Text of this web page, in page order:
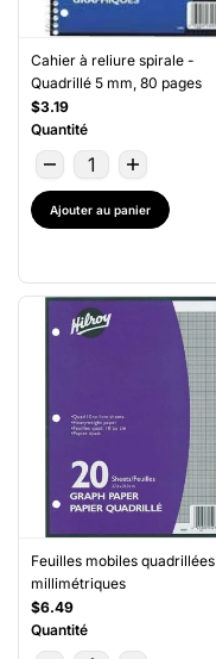
Cahier à reliure spirale -
Quadrillé 5 mm, 80 pages
$3.19
Quantité
Ajouter au panier
Feuilles mobiles quadrillées
millimétriques
$6.49
Quantité